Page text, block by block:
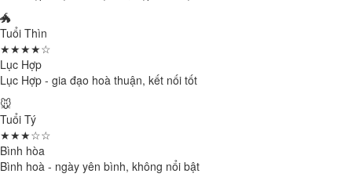
🐲
Tuổi Thìn
★★★★☆
Lục Hợp
Lục Hợp - gia đạo hoà thuận, kết nối tốt
🐭
Tuổi Tý
★★★☆☆
Bình hòa
Bình hoà - ngày yên bình, không nổi bật